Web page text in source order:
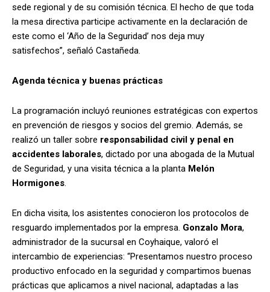
sede regional y de su comisión técnica. El hecho de que toda
la mesa directiva participe activamente en la declaración de
este como el ‘Año de la Seguridad’ nos deja muy
satisfechos”, señaló Castañeda.
Agenda técnica y buenas prácticas
La programación incluyó reuniones estratégicas con expertos
en prevención de riesgos y socios del gremio. Además, se
realizó un taller sobre responsabilidad civil y penal en
accidentes laborales, dictado por una abogada de la Mutual
de Seguridad, y una visita técnica a la planta Melón
Hormigones.
En dicha visita, los asistentes conocieron los protocolos de
resguardo implementados por la empresa. Gonzalo Mora,
administrador de la sucursal en Coyhaique, valoró el
intercambio de experiencias: “Presentamos nuestro proceso
productivo enfocado en la seguridad y compartimos buenas
prácticas que aplicamos a nivel nacional, adaptadas a las